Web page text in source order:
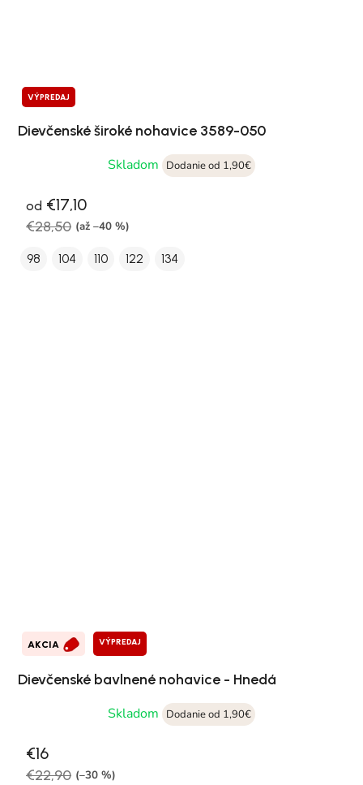
VÝPREDAJ
Dievčenské široké nohavice 3589-050
Skladom
Dodanie od 1,90€
od €17,10
€28,50 (až –40 %)
98 104 110 122 134
AKCIA VÝPREDAJ
Dievčenské bavlnené nohavice - Hnedá
Skladom
Dodanie od 1,90€
€16
€22,90 (–30 %)